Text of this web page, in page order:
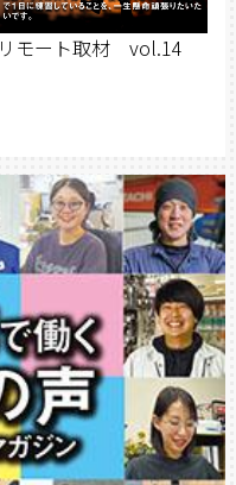
リモート取材 vol.14